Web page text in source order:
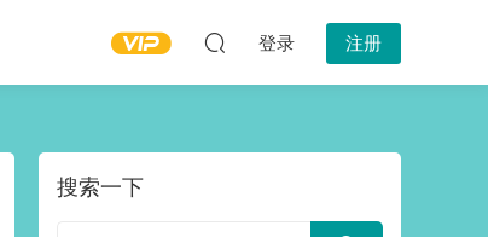
登录 注册
搜索一下